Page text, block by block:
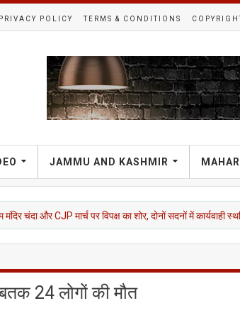
PRIVACY POLICY TERMS & CONDITIONS
JAMMU AND KASHMIR
पर विपक्ष का शोर, दोनों सदनों में कार्यवाही स्थगित
24 लोगों की मौत